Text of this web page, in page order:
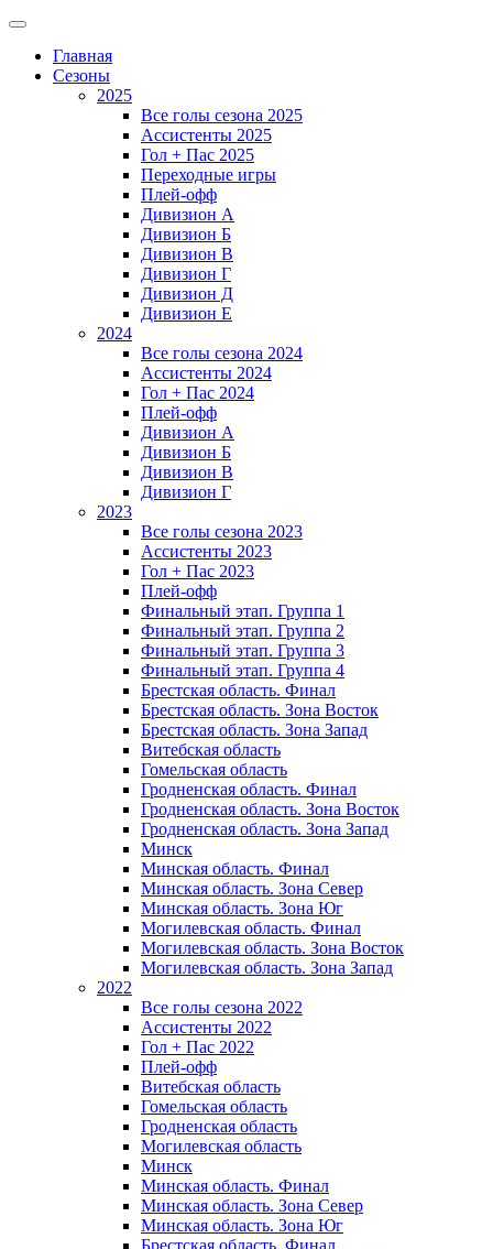
Главная
Сезоны
2025
Все голы сезона 2025
Ассистенты 2025
Гол + Пас 2025
Переходные игры
Плей-офф
Дивизион A
Дивизион Б
Дивизион В
Дивизион Г
Дивизион Д
Дивизион Е
2024
Все голы сезона 2024
Ассистенты 2024
Гол + Пас 2024
Плей-офф
Дивизион A
Дивизион Б
Дивизион В
Дивизион Г
2023
Все голы сезона 2023
Ассистенты 2023
Гол + Пас 2023
Плей-офф
Финальный этап. Группа 1
Финальный этап. Группа 2
Финальный этап. Группа 3
Финальный этап. Группа 4
Брестская область. Финал
Брестская область. Зона Восток
Брестская область. Зона Запад
Витебская область
Гомельская область
Гродненская область. Финал
Гродненская область. Зона Восток
Гродненская область. Зона Запад
Минск
Минская область. Финал
Минская область. Зона Север
Минская область. Зона Юг
Могилевская область. Финал
Могилевская область. Зона Восток
Могилевская область. Зона Запад
2022
Все голы сезона 2022
Ассистенты 2022
Гол + Пас 2022
Плей-офф
Витебская область
Гомельская область
Гродненская область
Могилевская область
Минск
Mинская область. Финал
Минская область. Зона Север
Минская область. Зона Юг
Брестская область. Финал